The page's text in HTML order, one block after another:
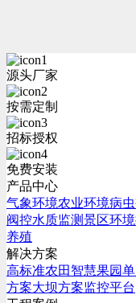
源头厂家
按需定制
招标授权
免费安装
产品中心
气象环境农业环境病
阀控水质监测景区环境
养殖
解决方案
高标准农田 智慧果园
方案大坝方案监控平台